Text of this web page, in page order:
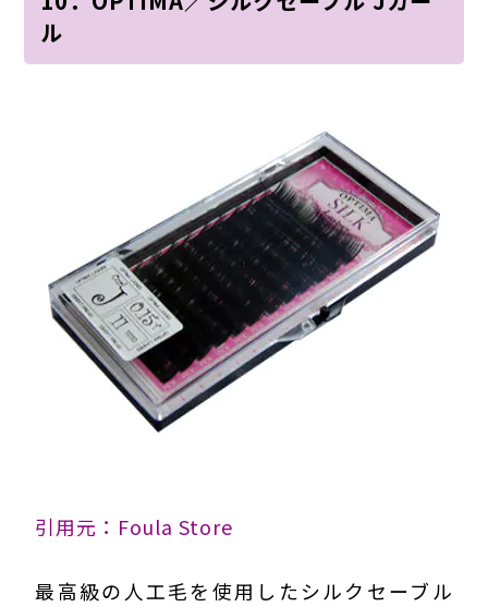
ル
引用元：Foula Store
最高級の人工毛を使用したシルクセーブル